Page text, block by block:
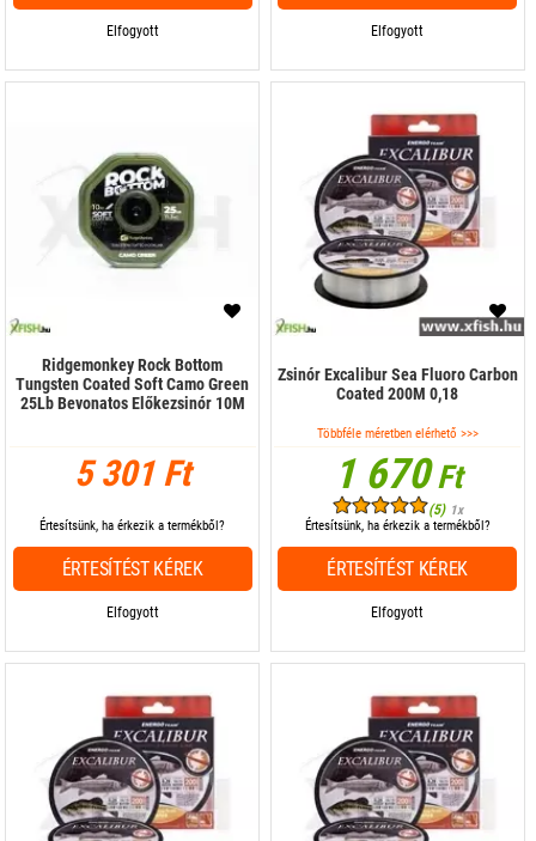
Elfogyott Elfogyott
Ridgemonkey Rock Bottom
Tungsten Coated Soft Camo Green
25Lb Bevonatos Előkezsinór 10M
5 301 Ft
Elfogyott
Értesítsünk, ha érkezik a termékből?
ÉRTESÍTÉST KÉREK
Zsinór Excalibur Sea Fluoro Carbon
Coated 200M 0,18
Többféle méretben elérhető >>>
1 670Ft
(5) 1x
Elfogyott
Értesítsünk, ha érkezik a termékből?
ÉRTESÍTÉST KÉREK